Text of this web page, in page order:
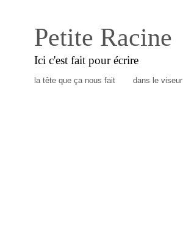
Petite Racine
Ici c'est fait pour écrire
la tête que ça nous fait dans le viseur